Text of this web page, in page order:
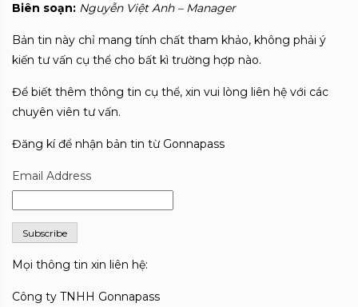
Biên soạn: Nguyễn Việt Anh – Manager
Bản tin này chỉ mang tính chất tham khảo, không phải ý
kiến tư vấn cụ thể cho bất kì trường hợp nào.
Để biết thêm thông tin cụ thể, xin vui lòng liên hệ với các
chuyên viên tư vấn.
Đăng kí để nhận bản tin từ Gonnapass
Email Address
Mọi thông tin xin liên hệ:
Công ty TNHH Gonnapass